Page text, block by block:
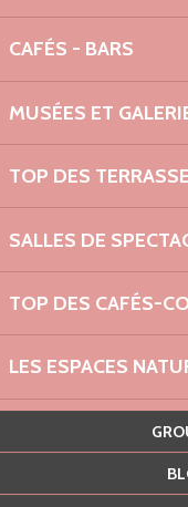
CAFÉS - BARS
MUSÉES ET
TOP DES
SALLES DE
TOP DES CAFÉS-
LES ESPACES
AGENDA NAUTIQUE
RENDEZ-VOUS DU